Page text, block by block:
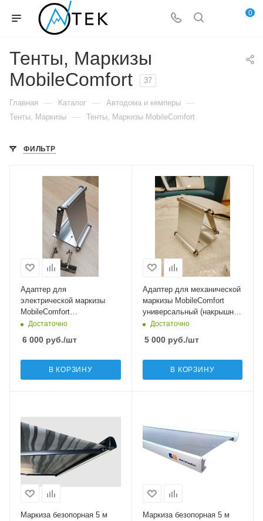
0
Тенты, Маркизы
MobileComfort
37
Главная — Каталог — Автодома и кемперы —
Тенты, Маркизы — Тенты, Маркизы MobileComfort
ФИЛЬТР
Адаптер для
электрической маркизы
MobileComfort
универсальный (накрышное
Достаточно
6 000 руб./шт
В КОРЗИНУ
Адаптер для механической
маркизы MobileComfort
универсальный (накрышное
исполнение)
Достаточно
5 000руб./шт
В КОРЗИНУ
Маркиза безопорная 5 м
Маркиза безопорная 5 м